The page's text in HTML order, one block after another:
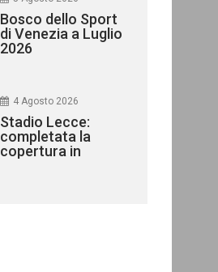
Bosco dello Sport
di Venezia a Luglio
2026
4 Agosto 2026
Stadio Lecce:
completata la
copertura in